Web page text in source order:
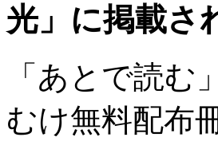
光」に掲載さ
「あとで読む
むけ無料配布